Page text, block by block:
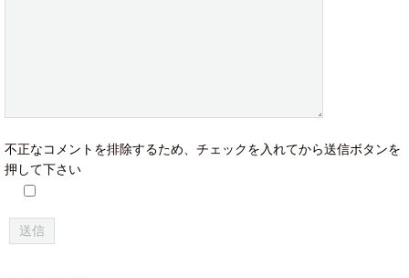
不正なコメントを排除するため、チェックを入れてから送信ボタンを
押して下さい